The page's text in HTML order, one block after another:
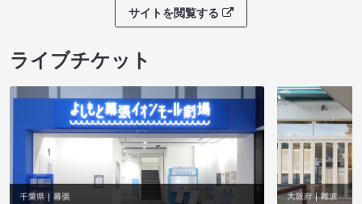
サイトを閲覧する
ライブチケット